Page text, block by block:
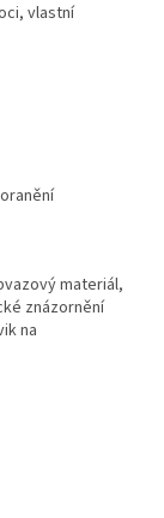
vlastní
materiál,
znázornění
na